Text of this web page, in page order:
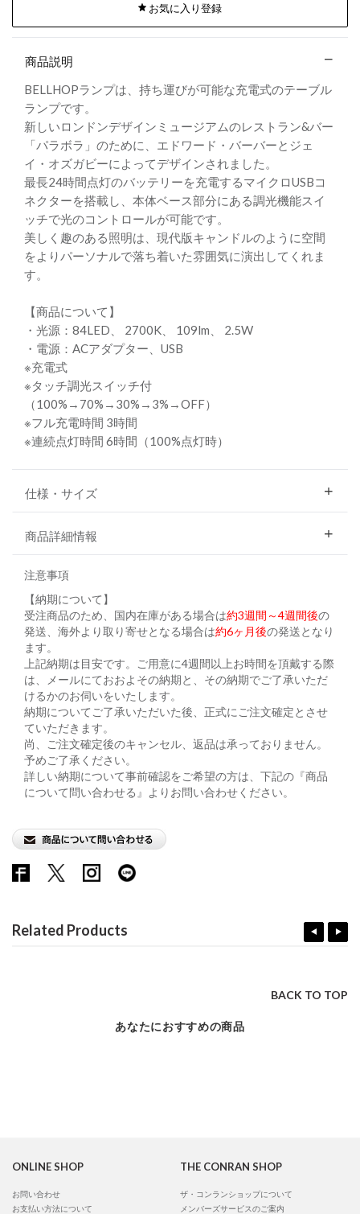
お気に入り登録
商品説明
BELLHOPランプは、持ち運びが可能な充電式のテーブル
ランプです。
新しいロンドンデザインミュージアムのレストラン&バー
「パラボラ」のために、エドワード・バーバーとジェ
イ・オズガビーによってデザインされました。
最長24時間点灯のバッテリーを充電するマイクロUSBコ
ネクターを搭載し、本体ベース部分にある調光機能スイ
ッチで光のコントロールが可能です。
美しく趣のある照明は、現代版キャンドルのように空間
をよりパーソナルで落ち着いた雰囲気に演出してくれま
す。
【商品について】
・光源：84LED、 2700K、 109lm、 2.5W
・電源：ACアダプター、USB
※充電式
※タッチ調光スイッチ付
（100%→70%→30%→3%→OFF）
※フル充電時間 3時間
※連続点灯時間 6時間（100%点灯時）
仕様・サイズ
商品詳細情報
注意事項
【納期について】
受注商品のため、国内在庫がある場合は約3週間～4週間後の
発送、海外より取り寄せとなる場合は約6ヶ月後の発送となり
ます。
上記納期は目安です。ご用意に4週間以上お時間を頂戴する際
は、メールにておおよその納期と、その納期でご了承いただ
けるかのお伺いをいたします。
納期についてご了承いただいた後、正式にご注文確定とさせ
ていただきます。
尚、ご注文確定後のキャンセル、返品は承っておりません。
予めご了承ください。
詳しい納期について事前確認をご希望の方は、下記の『商品
について問い合わせる』よりお問い合わせください。
Related Products
BACK TO TOP
あなたにおすすめの商品
ONLINE SHOP
お問い合わせ
お支払い方法について
THE CONRAN SHOP
ザ・コンランショップについて
メンバーズサービスのご案内